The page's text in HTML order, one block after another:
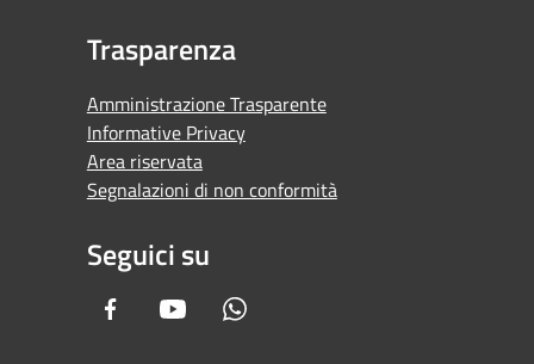
Trasparenza
Amministrazione Trasparente
Informative Privacy
Area riservata
Segnalazioni di non conformità
Seguici su
FacebookYoutube